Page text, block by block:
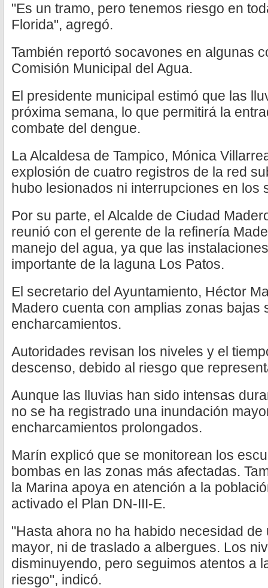
"Es un tramo, pero tenemos riesgo en
Florida", agregó.
También reportó socavones en algunas
Comisión Municipal del Agua.
El presidente municipal estimó que las
próxima semana, lo que permitirá la
combate del dengue.
La Alcaldesa de Tampico, Mónica
explosión de cuatro registros de la red
hubo lesionados ni interrupciones en los
Por su parte, el Alcalde de Ciudad
reunió con el gerente de la refinería
manejo del agua, ya que las
importante de la laguna Los Patos.
El secretario del Ayuntamiento, Héctor
Madero cuenta con amplias zonas bajas
encharcamientos.
Autoridades revisan los niveles y el
descenso, debido al riesgo que
Aunque las lluvias han sido intensas
no se ha registrado una inundación
encharcamientos prolongados.
Marín explicó que se monitorean los
bombas en las zonas más afectadas.
la Marina apoya en atención a la
activado el Plan DN-III-E.
"Hasta ahora no ha habido necesidad
mayor, ni de traslado a albergues. Los
disminuyendo, pero seguimos atentos a
riesgo", indicó.